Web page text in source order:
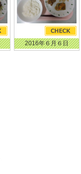
2016年６月６日